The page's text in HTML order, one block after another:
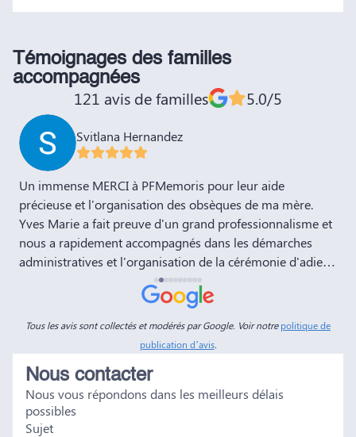
Témoignages des familles
accompagnées
121 avis de familles 5.0/5
Svitlana Hernandez
Un immense MERCI à PFMemoris pour leur aide
précieuse et l'organisation des obsèques de ma mère.
Yves Marie a fait preuve d'un grand professionnalisme et
nous a rapidement accompagnés dans les démarches
administratives et l'organisation de la cérémonie d'adieu.
Nous souhaitons à votre entreprise prospérité et succès
et la recommandons vivement à tous nos amis et
connaissances. Dans ces moments de deuil, des
personnes comme Yves Marie et Dimitry sont d'un grand
réconfort, et c'est un véritable soulagement de savoir que
tout a été fait dans les règles. Tous nos vœux de réussite à
vous et à vos futurs clients. Cordialement famille
HERNANDEZ
Tous les avis sont collectés et modérés par Google. Voir notrepolitique de
publication d’avis.
Nous contacter
Nous vous répondons dans les meilleurs délais
possibles
Sujet